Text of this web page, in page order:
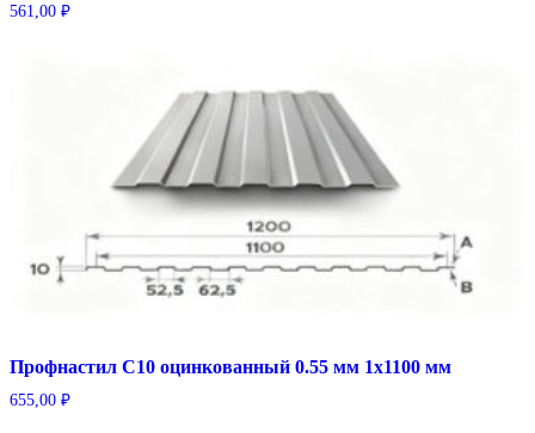
561,00 ₽
Профнастил С10 оцинкованный 0.55 мм 1х1100 мм
655,00 ₽